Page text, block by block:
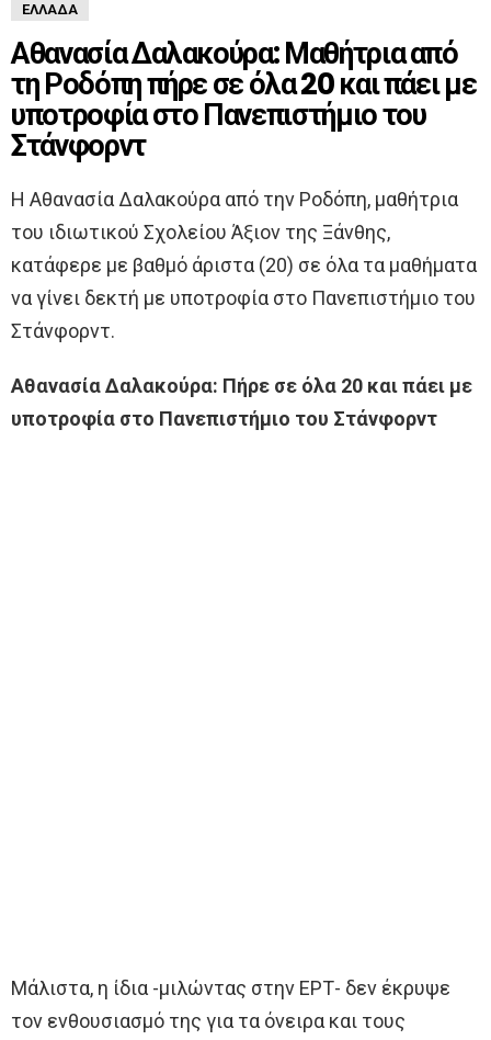
ΕΛΛΆΔΑ
Αθανασία Δαλακούρα: Μαθήτρια από
τη Ροδόπη πήρε σε όλα 20 και πάει με
υποτροφία στο Πανεπιστήμιο του
Στάνφορντ
Η Αθανασία Δαλακούρα από την Ροδόπη, μαθήτρια
του ιδιωτικού Σχολείου Άξιον της Ξάνθης,
κατάφερε με βαθμό άριστα (20) σε όλα τα μαθήματα
να γίνει δεκτή με υποτροφία στο Πανεπιστήμιο του
Στάνφορντ.
Αθανασία Δαλακούρα: Πήρε σε όλα 20 και πάει με
υποτροφία στο Πανεπιστήμιο του Στάνφορντ
Μάλιστα, η ίδια -μιλώντας στην ΕΡΤ- δεν έκρυψε
τον ενθουσιασμό της για τα όνειρα και τους